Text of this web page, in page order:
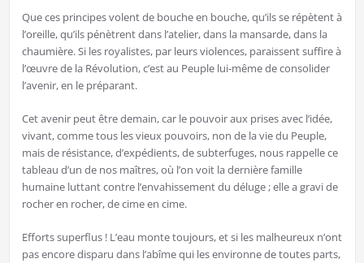
Que ces principes volent de bouche en bouche, qu’ils se répètent à
l’oreille, qu’ils pénètrent dans l’atelier, dans la mansarde, dans la
chaumière. Si les royalistes, par leurs violences, paraissent suffire à
l’œuvre de la Révolution, c’est au Peuple lui-même de consolider
l’avenir, en le préparant.
Cet avenir peut être demain, car le pouvoir aux prises avec l’idée,
vivant, comme tous les vieux pouvoirs, non de la vie du Peuple,
mais de résistance, d’expédients, de subterfuges, nous rappelle ce
tableau d’un de nos maîtres, où l’on voit la dernière famille
humaine luttant contre l’envahissement du déluge ; elle a gravi de
rocher en rocher, de cime en cime.
Efforts superflus ! L’eau monte toujours, et si les malheureux n’ont
pas encore disparu dans l’abîme qui les environne de toutes parts,